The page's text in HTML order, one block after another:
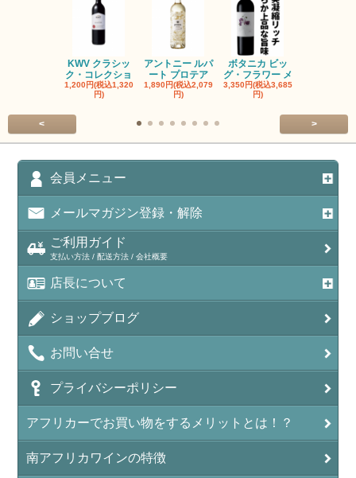
KWV クラシッ
ク・コレクショ
1,200円(税込1,320
円)
アントニー ルパ
ート プロテア
1,890円(税込2,079
円)
ボタニカ ビッ
グ・フラワー メ
3,350円(税込3,685
円)
< >
会員メニュー
メールマガジン登録・解除
ご利用ガイド
支払い方法 / 配送方法 / 会社概要
店長について
ショップブログ
お問い合せ
プライバシーポリシー
アフリカーでお買い物をするメリットとは！？
南アフリカワインの特徴